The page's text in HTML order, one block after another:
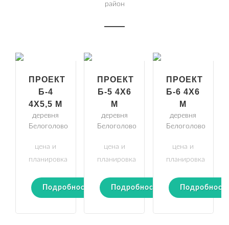
район
ПРОЕКТ
Б-4
4Х5,5 М
деревня
Белоголово
цена и
планировка
Подробности
ПРОЕКТ
Б-5 4Х6
М
деревня
Белоголово
цена и
планировка
Подробности
ПРОЕКТ
Б-6 4Х6
М
деревня
Белоголово
цена и
планировка